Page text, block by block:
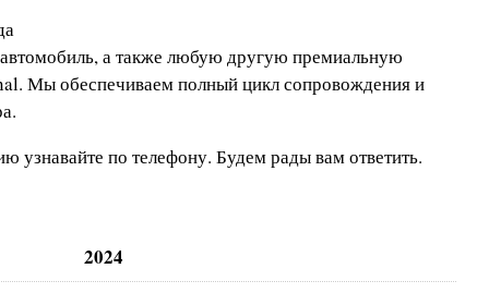
а также любую другую премиальную
Мы обеспечиваем полный цикл сопровождения и
узнавайте по телефону. Будем рады вам ответить.
2024